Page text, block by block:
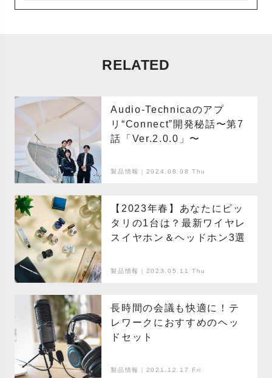
RELATED
Audio-Technicaのアプ
リ“Connect”開発秘話〜第7
話「Ver.2.0.0」〜
製品情報｜2024.08.08 Thu
【2023年春】あなたにピッ
タリの1台は？最新ワイヤレ
スイヤホン＆ヘッドホン3選
製品情報｜2023.05.11 Thu
長時間の会議も快適に！テ
レワークにおすすめのヘッ
ドセット
製品情報｜2021.12.17 Fri